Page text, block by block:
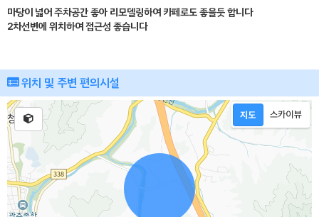
마당이 넓어 주차공간 좋아 리모델링하여 카페로도 좋을듯 합니다
2차선변에 위치하여 접근성 좋습니다
위치 및 주변 편의시설